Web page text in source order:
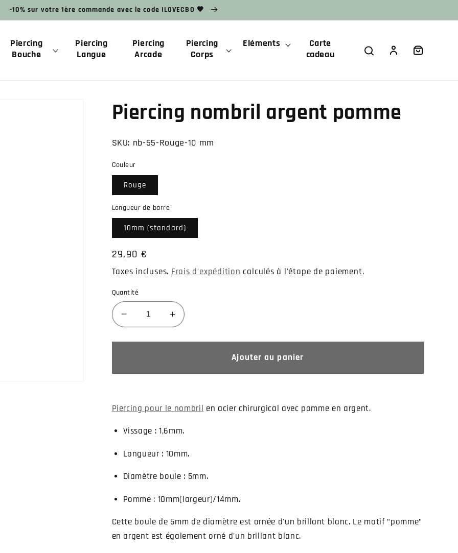
-10% sur votre 1ère commande avec le code ILOVECBO 🧡
Piercing
Bouche
Piercing
Langue
Piercing
Arcade
Piercing
Corps
Eléments
Carte
cadeau
ConnexionPanier
Piercing nombril argent pomme
SKU: nb-55-Rouge-10 mm
Couleur
Rouge
Longueur de barre
10mm (standard)
Prix
habituel
29,90 €
Taxes incluses.Frais d'expéditioncalculés à l'étape de paiement.
Quantité
Réduire
la
quantité
Augmenter
la
quantité
Ajouter au panier
Piercing pour le nombril en acier chirurgical avec pomme en argent.
Vissage : 1,6mm.
Longueur : 10mm.
Diamètre boule : 5mm.
Pomme : 10mm(largeur)/14mm.
Cette boule de 5mm de diamètre est ornée d'un brillant blanc. Le motif "pomme"
en argent est également orné d'un brillant blanc.